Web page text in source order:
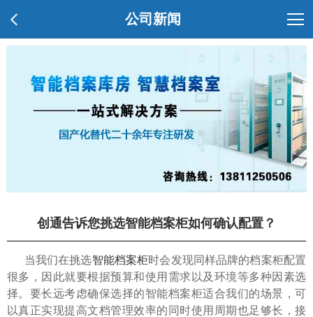
公司新闻
创通告诉您挑选智能档案柜如何确认配置？
当我们在挑选智能档案柜时会发现同样品牌的档案柜配置
很多，因此就要根据预算和使用需求以及环境等多种因素选
择。要长远考虑确保选择的智能档案柜适合我们的场景，可
以真正实现提高文档管理效率的同时使用周期也足够长，接